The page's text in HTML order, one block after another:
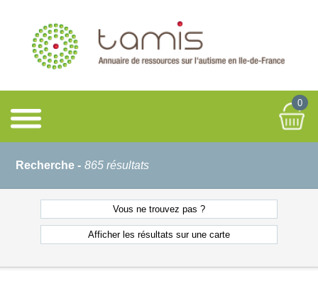
0
Recherche - 865 résultats
Vous ne trouvez pas ?
Afficher les résultats sur une carte